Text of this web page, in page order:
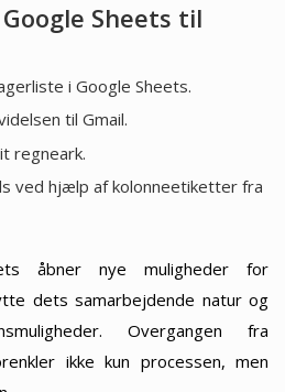
Sheets til
i Google Sheets.
til Gmail.
regneark.
ved hjælp af kolonneetiketter fra
åbner nye muligheder for
dets samarbejdende natur og
Overgangen fra
ikke kun processen, men